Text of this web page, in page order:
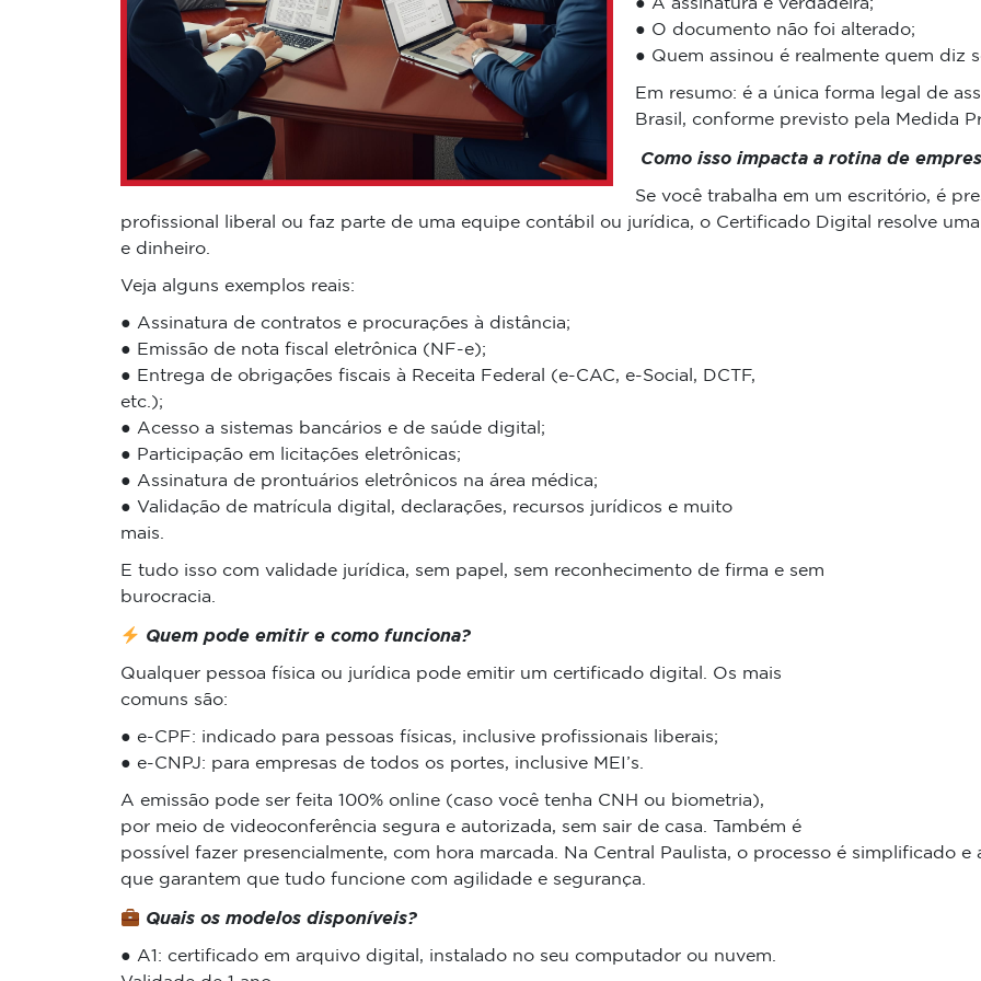
● A assinatura é verdadeira;
● O documento não foi alterado;
● Quem assinou é realmente quem diz
Em resumo: é a única forma legal de
Brasil, conforme previsto pela Medida
Como isso impacta a rotina de
Se você trabalha em um escritório, é
profissional liberal ou faz parte de uma equipe contábil ou jurídica, o Certificado Digital resolve
e dinheiro.
Veja alguns exemplos reais:
● Assinatura de contratos e procurações à distância;
● Emissão de nota fiscal eletrônica (NF-e);
● Entrega de obrigações fiscais à Receita Federal (e-CAC, e-Social, DCTF,
etc.);
● Acesso a sistemas bancários e de saúde digital;
● Participação em licitações eletrônicas;
● Assinatura de prontuários eletrônicos na área médica;
● Validação de matrícula digital, declarações, recursos jurídicos e muito
mais.
E tudo isso com validade jurídica, sem papel, sem reconhecimento de firma e sem
burocracia.
Quem pode emitir e como funciona?
Qualquer pessoa física ou jurídica pode emitir um certificado digital. Os mais
comuns são:
● e-CPF: indicado para pessoas físicas, inclusive profissionais liberais;
● e-CNPJ: para empresas de todos os portes, inclusive MEI’s.
A emissão pode ser feita 100% online (caso você tenha CNH ou biometria),
por meio de videoconferência segura e autorizada, sem sair de casa. Também é
possível fazer presencialmente, com hora marcada. Na Central Paulista, o processo é simplificado
que garantem que tudo funcione com agilidade e segurança.
Quais os modelos disponíveis?
● A1: certificado em arquivo digital, instalado no seu computador ou nuvem.